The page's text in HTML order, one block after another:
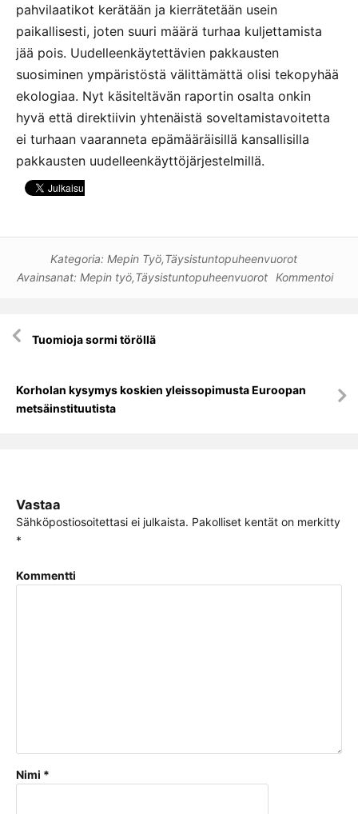
pahvilaatikot kerätään ja kierrätetään usein
paikallisesti, joten suuri määrä turhaa kuljettamista
jää pois. Uudelleenkäytettävien pakkausten
suosiminen ympäristöstä välittämättä olisi tekopyhää
ekologiaa. Nyt käsiteltävän raportin osalta onkin
hyvä että direktiivin yhtenäistä soveltamistavoitetta
ei turhaan vaaranneta epämääräisillä kansallisilla
pakkausten uudelleenkäyttöjärjestelmillä.
Kategoria: Mepin Työ,Täysistuntopuheenvuorot
Avainsanat: Mepin työ,Täysistuntopuheenvuorot Kommentoi
Artikkelien
selausTuomioja sormi töröllä
Korholan kysymys koskien yleissopimusta Euroopan
metsäinstituutista
Vastaa
Sähköpostiosoitettasi ei julkaista. Pakolliset kentät on merkitty
*
Kommentti
Nimi *